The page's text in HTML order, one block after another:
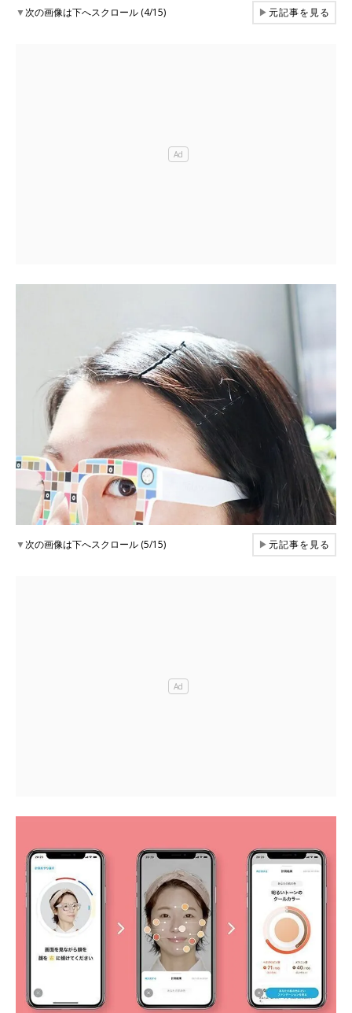
▼次の画像は下へスクロール (4/15) ▶元記事を見る
▼次の画像は下へスクロール (5/15) ▶元記事を見る